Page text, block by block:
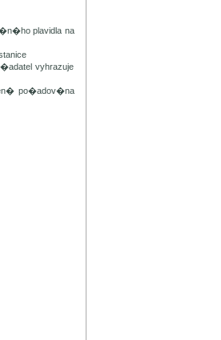
plavidla na
vyhrazuje
po�adov�na